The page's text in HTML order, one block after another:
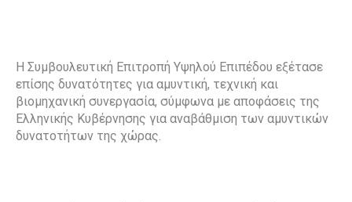
Η Συμβουλευτική Επιτροπή Υψηλού Επιπέδου εξέτασε
επίσης δυνατότητες για αμυντική, τεχνική και
βιομηχανική συνεργασία, σύμφωνα με αποφάσεις της
Ελληνικής Κυβέρνησης για αναβάθμιση των αμυντικών
δυνατοτήτων της χώρας.